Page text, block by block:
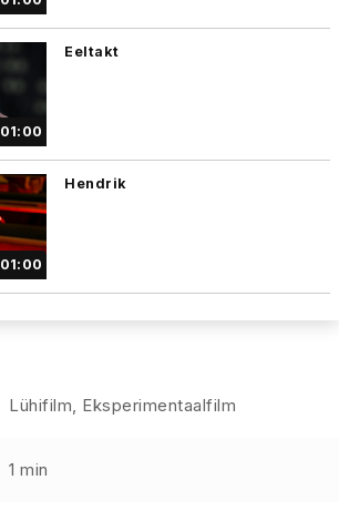
01:00
Eeltakt
01:00
Hendrik
Lühifilm, Eksperimentaalfilm
1 min